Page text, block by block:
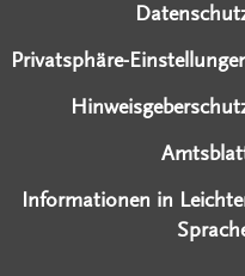
Privatsphäre-
Informationen in